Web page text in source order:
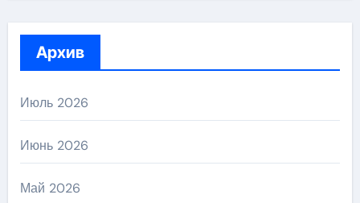
Архив
Июль 2026
Июнь 2026
Май 2026